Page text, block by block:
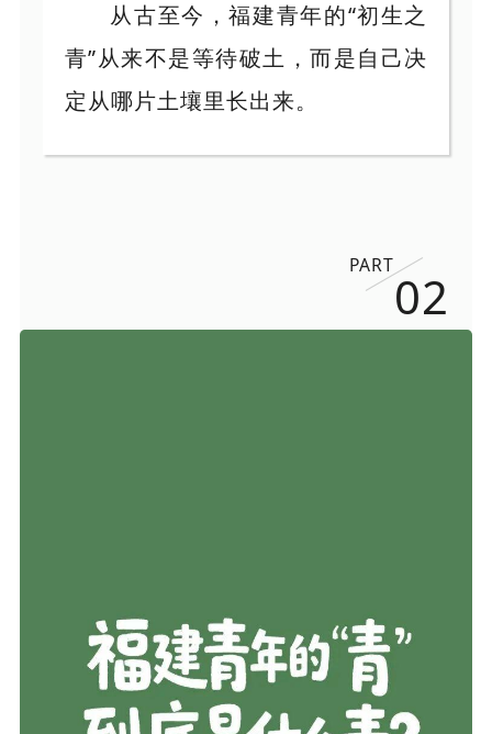
从古至今，福建青年的“初生之
青”从来不是等待破土，而是自己决
定从哪片土壤里长出来。
PART02